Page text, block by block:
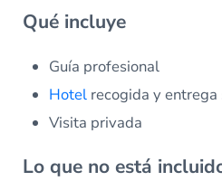
Qué incluye
Guía profesional
Hotel recogida y entrega
Visita privada
Lo que no está